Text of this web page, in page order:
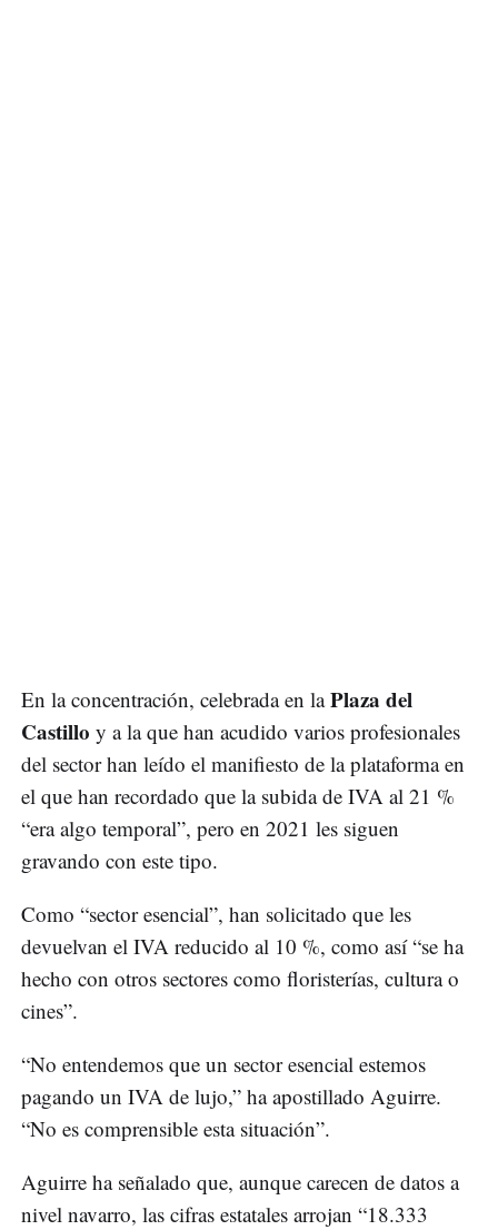
En la concentración, celebrada en laPlaza del
Castillo y a la que han acudido varios profesionales
del sector han leído el manifiesto de la plataforma en
el que han recordado que la subida de IVA al 21 %
“era algo temporal”, pero en 2021 les siguen
gravando con este tipo.
Como “sector esencial”, han solicitado que les
devuelvan el IVA reducido al 10 %, como así “se ha
hecho con otros sectores como floristerías, cultura o
cines”.
“No entendemos que un sector esencial estemos
pagando un IVA de lujo,” ha apostillado Aguirre.
“No es comprensible esta situación”.
Aguirre ha señalado que, aunque carecen de datos a
nivel navarro, las cifras estatales arrojan “18.333